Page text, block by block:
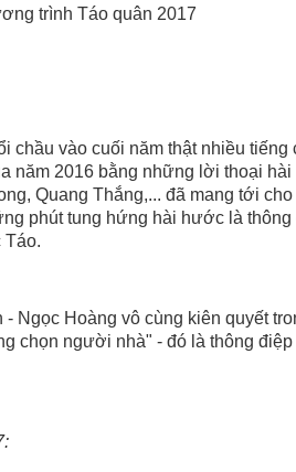
trình Táo quân 2017
chầu vào cuối năm thật nhiều tiếng
năm 2016 bằng những lời thoại hài
Quang Thắng,... đã mang tới cho
phút tung hứng hài hước là thông
Táo.
Ngọc Hoàng vô cùng kiên quyết
chọn người nhà" - đó là thông điệp